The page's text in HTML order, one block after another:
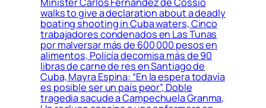
walks to give a declaration about a deadly
boating shooting in Cuba waters, Cinco
trabajadores condenados en Las Tunas
por malversar más de 600 000 pesos en
alimentos, Policía decomisa más de 90
libras de carne de res en Santiago de
Cuba, Mayra Espina: “En la espera todavía
es posible ser un país peor”, Doble
tragedia sacude a Campechuela Granma,